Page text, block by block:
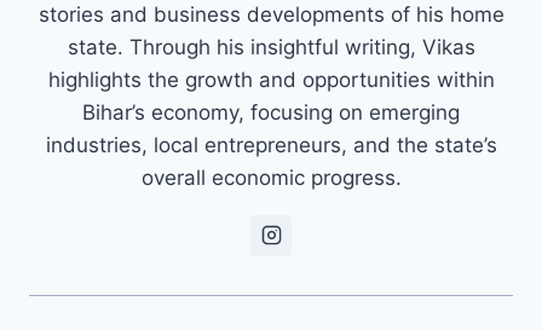
stories and business developments of his home
state. Through his insightful writing, Vikas
highlights the growth and opportunities within
Bihar’s economy, focusing on emerging
industries, local entrepreneurs, and the state’s
overall economic progress.